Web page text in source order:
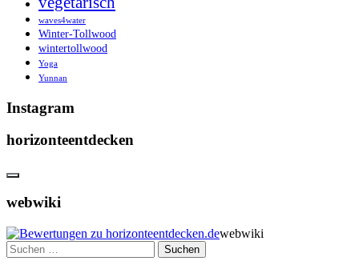
waves4water
Winter-Tollwood
wintertollwood
Yoga
Yunnan
Instagram
horizonteentdecken
webwiki
webwiki
Suchen
nach: